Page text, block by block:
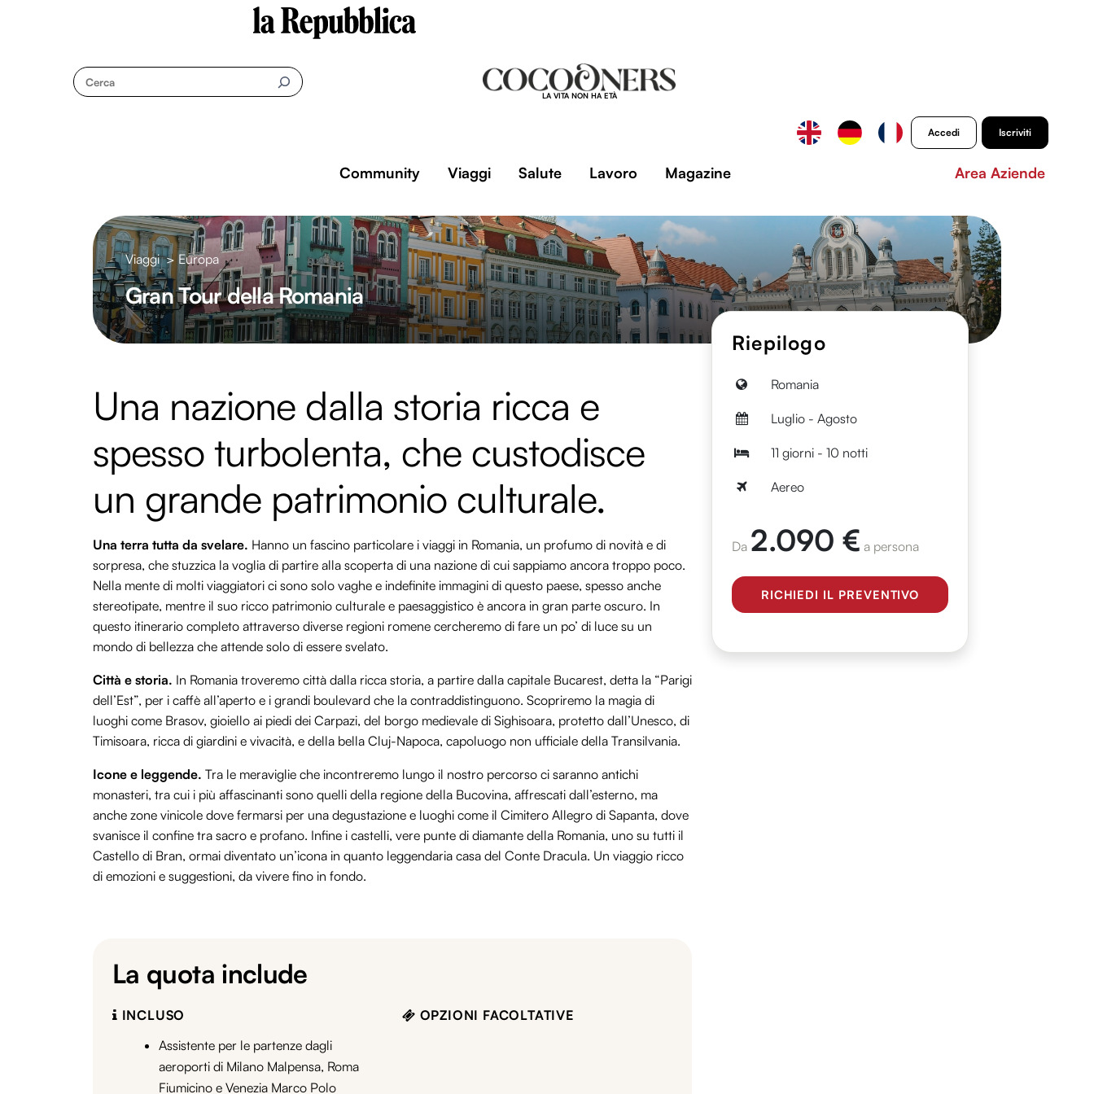
Cerca
LA VITA NON HA ETÀ
Accedi Iscriviti
Community Viaggi Salute Lavoro Magazine Area Aziende
Viaggi > Europa
Gran Tour della Romania
Una nazione dalla storia ricca e
spesso turbolenta, che custodisce
un grande patrimonio culturale.
Una terra tutta da svelare. Hanno un fascino particolare i viaggi in Romania, un profumo di novità e di
sorpresa, che stuzzica la voglia di partire alla scoperta di una nazione di cui sappiamo ancora troppo poco.
Nella mente di molti viaggiatori ci sono solo vaghe e indefinite immagini di questo paese, spesso anche
stereotipate, mentre il suo ricco patrimonio culturale e paesaggistico è ancora in gran parte oscuro. In
questo itinerario completo attraverso diverse regioni romene cercheremo di fare un po’ di luce su un
mondo di bellezza che attende solo di essere svelato.
Città e storia. In Romania troveremo città dalla ricca storia, a partire dalla capitale Bucarest, detta la “Parigi
dell’Est”, per i caffè all’aperto e i grandi boulevard che la contraddistinguono. Scopriremo la magia di
luoghi come Brasov, gioiello ai piedi dei Carpazi, del borgo medievale di Sighisoara, protetto dall’Unesco, di
Timisoara, ricca di giardini e vivacità, e della bella Cluj-Napoca, capoluogo non ufficiale della Transilvania.
Icone e leggende. Tra le meraviglie che incontreremo lungo il nostro percorso ci saranno antichi
monasteri, tra cui i più affascinanti sono quelli della regione della Bucovina, affrescati dall’esterno, ma
anche zone vinicole dove fermarsi per una degustazione e luoghi come il Cimitero Allegro di Sapanta, dove
svanisce il confine tra sacro e profano. Infine i castelli, vere punte di diamante della Romania, uno su tutti il
Castello di Bran, ormai diventato un’icona in quanto leggendaria casa del Conte Dracula. Un viaggio ricco
di emozioni e suggestioni, da vivere fino in fondo.
La quota include
INCLUSO
Assistente per le partenze dagli
aeroporti di Milano Malpensa, Roma
Fiumicino e Venezia Marco Polo
OPZIONI FACOLTATIVE
Riepilogo
Romania
Luglio - Agosto
11 giorni - 10 notti
Aereo
Da 2.090 € a persona
RICHIEDI IL PREVENTIVO